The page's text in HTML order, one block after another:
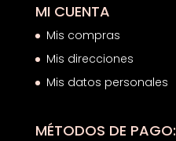
MI CUENTA
Mis compras
Mis direcciones
Mis datos personales
MÉTODOS DE PAGO: